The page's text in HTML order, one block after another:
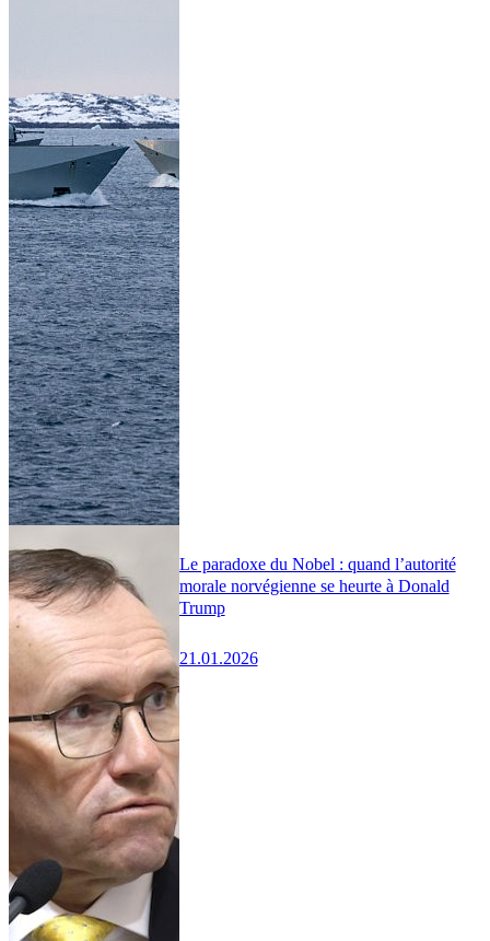
Le paradoxe du Nobel : quand l’autorité
morale norvégienne se heurte à Donald
Trump
21.01.2026